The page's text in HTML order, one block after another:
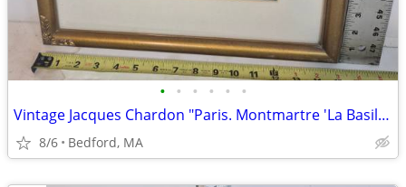
• • • • • •
Vintage Jacques Chardon "Paris. Montmartre 'La Basilique'" Framed Art
8/6 Bedford, MA